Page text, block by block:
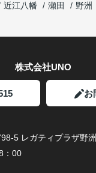
近江八幡 瀬田 野洲
株式会社UNO
お
5 レガティプラザ野
：00